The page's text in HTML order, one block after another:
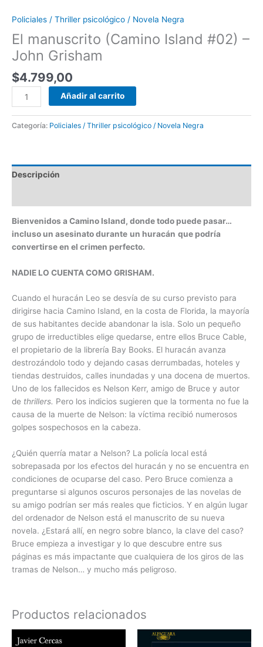
Policiales / Thriller psicológico / Novela Negra
El manuscrito (Camino Island #02) –
John Grisham
$4.799,00
Añadir al carrito
Categoría: Policiales / Thriller psicológico / Novela Negra
Descripción
Bienvenidos a Camino Island, donde todo puede pasar…
incluso un asesinato durante un huracán que podría
convertirse en el crimen perfecto.
NADIE LO CUENTA COMO GRISHAM.
Cuando el huracán Leo se desvía de su curso previsto para
dirigirse hacia Camino Island, en la costa de Florida, la mayoría
de sus habitantes decide abandonar la isla. Solo un pequeño
grupo de irreductibles elige quedarse, entre ellos Bruce Cable,
el propietario de la librería Bay Books. El huracán avanza
destrozándolo todo y dejando casas derrumbadas, hoteles y
tiendas destruidos, calles inundadas y una docena de muertos.
Uno de los fallecidos es Nelson Kerr, amigo de Bruce y autor
de thrillers. Pero los indicios sugieren que la tormenta no fue la
causa de la muerte de Nelson: la víctima recibió numerosos
golpes sospechosos en la cabeza.
¿Quién querría matar a Nelson? La policía local está
sobrepasada por los efectos del huracán y no se encuentra en
condiciones de ocuparse del caso. Pero Bruce comienza a
preguntarse si algunos oscuros personajes de las novelas de
su amigo podrían ser más reales que ficticios. Y en algún lugar
del ordenador de Nelson está el manuscrito de su nueva
novela. ¿Estará allí, en negro sobre blanco, la clave del caso?
Bruce empieza a investigar y lo que descubre entre sus
páginas es más impactante que cualquiera de los giros de las
tramas de Nelson… y mucho más peligroso.
Productos relacionados